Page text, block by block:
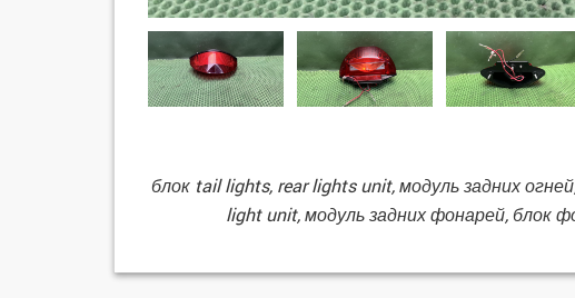
блок tail lights, rear lights unit, модуль задних
light unit, модуль задних фонарей, блок